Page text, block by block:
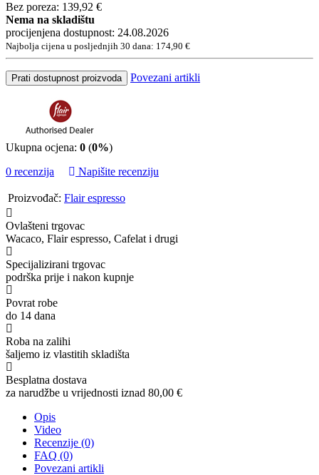
Bez poreza: 139,92 €
Nema na skladištu
procijenjena dostupnost: 24.08.2026
Najbolja cijena u posljednjih 30 dana: 174,90 €
Prati dostupnost proizvoda Povezani artikli
Ukupna ocjena: 0 (0%)
0 recenzija
Napišite recenziju
Proizvođač: Flair espresso
Ovlašteni trgovac
Wacaco, Flair espresso, Cafelat i drugi
Specijalizirani trgovac
podrška prije i nakon kupnje
Povrat robe
do 14 dana
Roba na zalihi
šaljemo iz vlastitih skladišta
Besplatna dostava
za narudžbe u vrijednosti iznad 80,00 €
Opis
Video
Recenzije (0)
FAQ (0)
Povezani artikli